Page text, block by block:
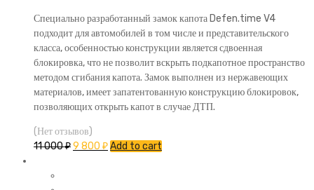
Специально разработанный замок капота Defen.time V4
подходит для автомобилей в том числе и представительского
класса, особенностью конструкции является сдвоенная
блокировка, что не позволит вскрыть подкапотное пространство
методом сгибания капота. Замок выполнен из нержавеющих
материалов, имеет запатентованную конструкцию блокировок,
позволяющих открыть капот в случае ДТП.
(Нет отзывов)
11 000₽9 800 ₽Add to cart